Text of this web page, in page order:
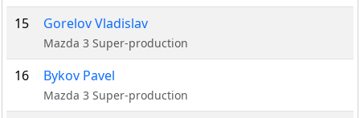
15 Gorelov Vladislav
Mazda 3 Super-production
16 Bykov Pavel
Mazda 3 Super-production